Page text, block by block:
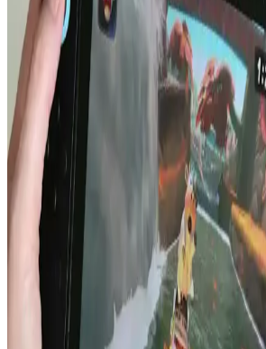
Apple'ın Katlanabilir iPhone'u:
Ekran Dayanıklılığı ve Kullanıcı
Apple'ın katlanabilir iPhone modeli, batarya
iddiası ve ekran dayanıklılığı endişeleriyle
dikkat çekiyor. Kullanıcılar uygulama
konularını da yakından takip ediyor.
Intel ve LG Display'in Dizüstü
Ömründe Apple Silicon ile
Intel ve LG Display'in düşük güç tüketimli
çekirdekleri, Windows dizüstü
artırma potansiyeline sahip. Ancak yazılım
avantajı sınırlıyor.
iPhone 13 Batarya Şişmesi:
Riskleri ve Çözüm Yolları